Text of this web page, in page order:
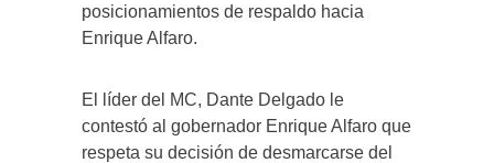
posicionamientos de respaldo hacia
Enrique Alfaro.
El líder del MC, Dante Delgado le
contestó al gobernador Enrique Alfaro que
respeta su decisión de desmarcarse del